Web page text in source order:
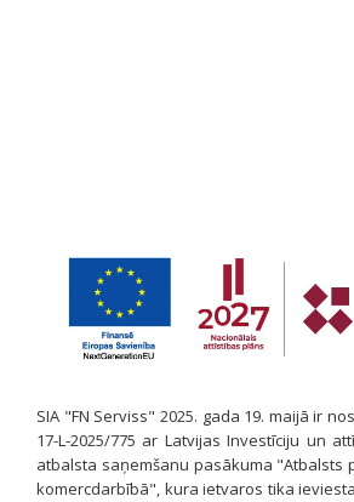
SIA "FN Serviss" 2025. gada 19. maijā ir
17-L-2025/775 ar Latvijas Investīciju un
atbalsta saņemšanu pasākuma "Atbalsts
komercdarbībā", kura ietvaros tika